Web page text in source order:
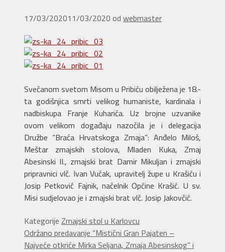
17/03/202011/03/2020 od webmaster
Svečanom svetom Misom u Pribiću obilježena je 18.-
ta godišnjica smrti velikog humaniste, kardinala i
nadbiskupa Franje Kuharića. Uz brojne uzvanike
ovom velikom događaju nazočila je i delegacija
Družbe “Braća Hrvatskoga Zmaja”: Anđelo Miloš,
Meštar zmajskih stolova, Mladen Kuka, Zmaj
Abesinski II., zmajski brat Damir Mikuljan i zmajski
pripravnici vlč. Ivan Vučak, upravitelj župe u Krašiću i
Josip Petković Fajnik, načelnik Općine Krašić. U sv.
Misi sudjelovao je i zmajski brat vlč. Josip Jakovčić.
Kategorije Zmajski stol u Karlovcu
Održano predavanje “Mistični Gran Pajaten –
Najveće otkriće Mirka Seljana, Zmaja Abesinskog” i